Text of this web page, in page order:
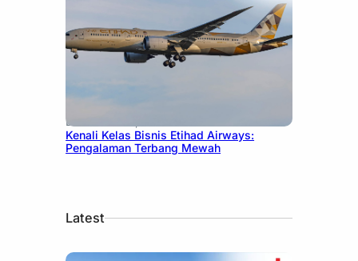
December 27, 2024
Kenali Kelas Bisnis Etihad Airways:
Pengalaman Terbang Mewah
Latest